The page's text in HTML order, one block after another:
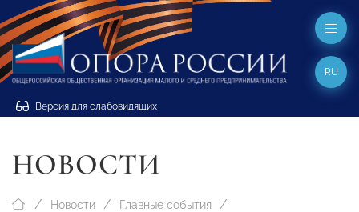
Версия для слабовидящих
RU
НОВОСТИ
Новости Главные события